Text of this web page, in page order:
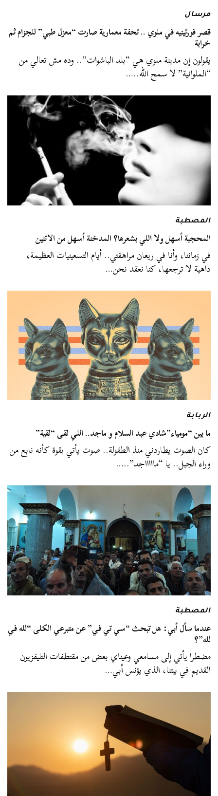
مرسال
قصر فورتينيه في ملوي .. تحفة معمارية صارت “معزل طبي” للجزام ثم
خرابة
يقولون إن مدينة ملوي هي “بلد الباشوات”.. وده مش تعالي من
“الملوانية” لا سمح الله..…
المصطبة
المحجبة أسهل ولا اللي بشعرها؟ المدخنة أسهل من الاتنين
في زماننا، وأنا في ريعان مراهقتي.. أيام التسعينيات العظيمة،
داهية لا ترجعها، كنا نعقد نحن…
الربابة
ما بين “مومياء”شادي عبد السلام و ماجد.. اللي لقى “لقية”
كان الصوت يطاردني منذ الطفولة.. صوت يأتي بقوة كأنه نابع من
وراء الجبل.. يا “ماااااجد”..…
المصطبة
عندما سأل أبي: هل تبحث “سي تي في” عن متبرعي الكلى “لله في
لله”؟
مضطرا يأتي إلى مسامعي وعيناي بعض من مقتطفات التليفزيون
القديم في بيتنا، الذي يؤنس أبي…